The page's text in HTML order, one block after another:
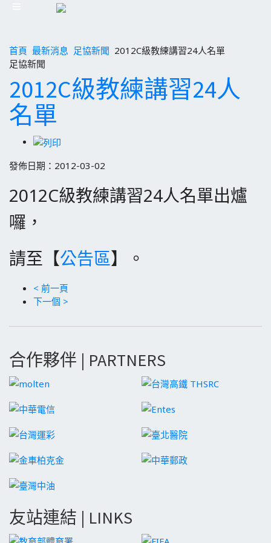
首頁 最新消息 足協新聞 2012C級教練講習24人名單
足協新聞
2012C級教練講習24人
名單
發佈日期：2012-03-02
2012C級教練講習24人名單出爐
囉，
請至【公告區】。
< 前一頁
下一個 >
合作夥伴 | PARTNERS
友站連結 | LINKS